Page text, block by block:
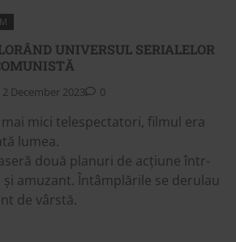
UNIVERSUL SERIALELOR
2 December 2023 0
mici telespectatori, filmul era
lumea.
două planuri de acțiune într-
amuzant. Întâmplările se derulau
de vârstă.